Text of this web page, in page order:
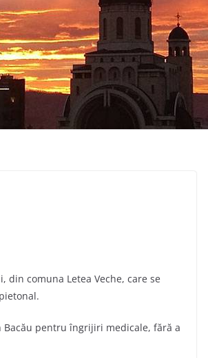
din comuna Letea Veche, care se
pentru îngrijiri medicale, fără a